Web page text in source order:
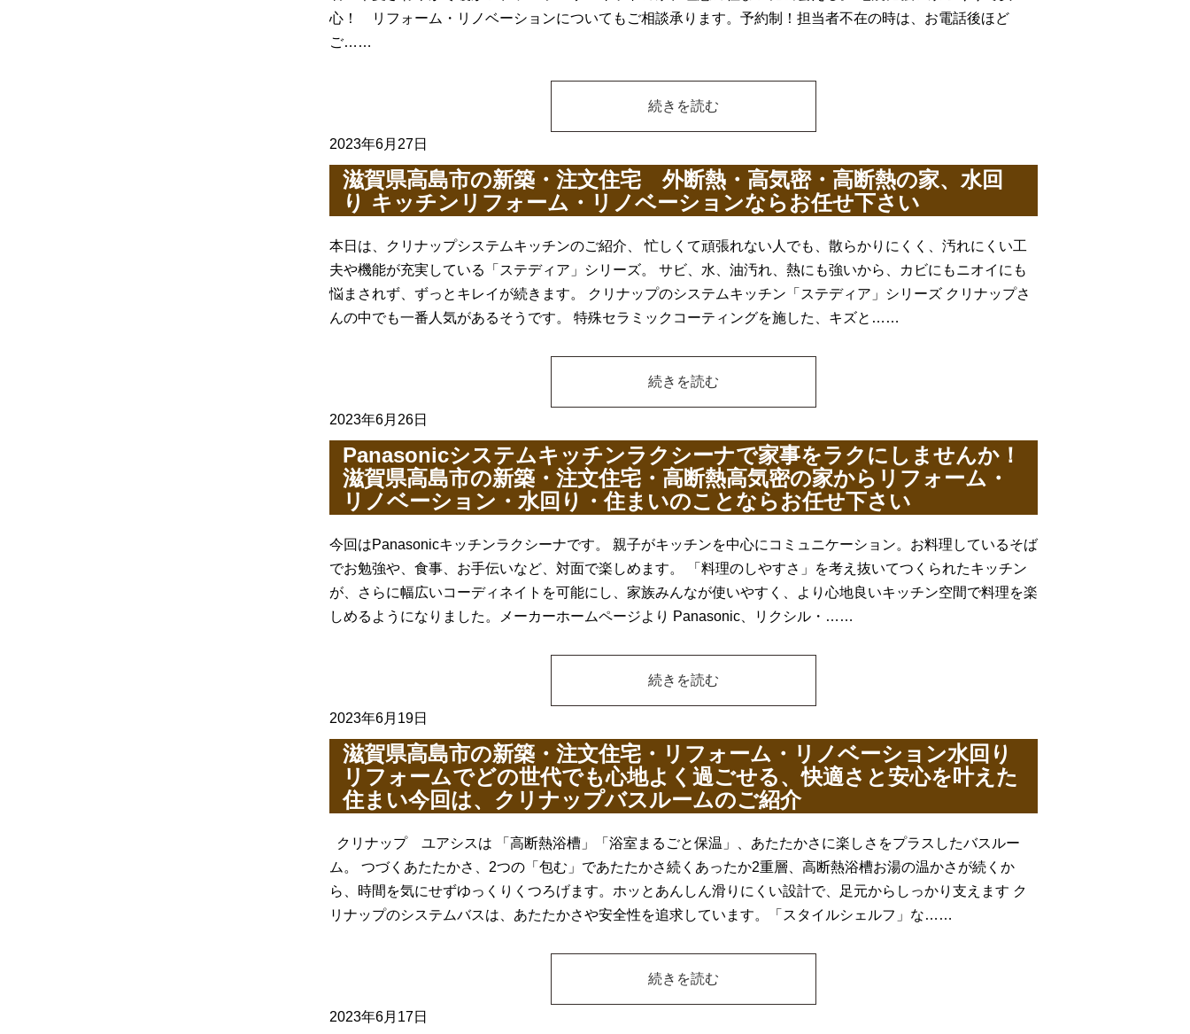
心！ リフォーム・リノベーションについてもご相談承ります。予約制！担当者不在の時は、お電話後ほど
ご……
続きを読む
2023年6月27日
滋賀県高島市の新築・注文住宅 外断熱・高気密・高断熱の家、水回
り キッチンリフォーム・リノベーションならお任せ下さい
本日は、クリナップシステムキッチンのご紹介、 忙しくて頑張れない人でも、散らかりにくく、汚れにくい工
夫や機能が充実している「ステディア」シリーズ。 サビ、水、油汚れ、熱にも強いから、カビにもニオイにも
悩まされず、ずっとキレイが続きます。 クリナップのシステムキッチン「ステディア」シリーズ クリナップさ
んの中でも一番人気があるそうです。 特殊セラミックコーティングを施した、キズと……
続きを読む
2023年6月26日
Panasonicシステムキッチンラクシーナで家事をラクにしませんか！
滋賀県高島市の新築・注文住宅・高断熱高気密の家からリフォーム・
リノベーション・水回り・住まいのことならお任せ下さい
今回はPanasonicキッチンラクシーナです。 親子がキッチンを中心にコミュニケーション。お料理しているそば
でお勉強や、食事、お手伝いなど、対面で楽しめます。 「料理のしやすさ」を考え抜いてつくられたキッチン
が、さらに幅広いコーディネイトを可能にし、家族みんなが使いやすく、より心地良いキッチン空間で料理を楽
しめるようになりました。メーカーホームページより Panasonic、リクシル・……
続きを読む
2023年6月19日
滋賀県高島市の新築・注文住宅・リフォーム・リノベーション水回り
リフォームでどの世代でも心地よく過ごせる、快適さと安心を叶えた
住まい今回は、クリナップバスルームのご紹介
クリナップ ユアシスは 「高断熱浴槽」「浴室まるごと保温」、あたたかさに楽しさをプラスしたバスルー
ム。 つづくあたたかさ、2つの「包む」であたたかさ続くあったか2重層、高断熱浴槽お湯の温かさが続くか
ら、時間を気にせずゆっくりくつろげます。ホッとあんしん滑りにくい設計で、足元からしっかり支えます ク
リナップのシステムバスは、あたたかさや安全性を追求しています。「スタイルシェルフ」な……
続きを読む
2023年6月17日